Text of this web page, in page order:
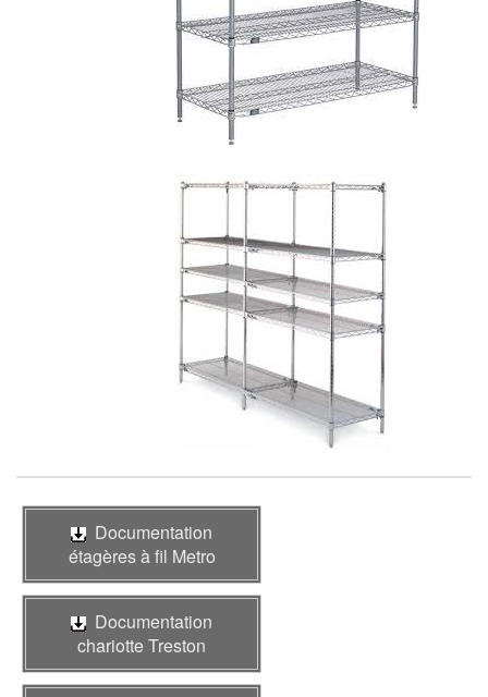
Documentation
étagères à fil Metro
Documentation
chariotte Treston